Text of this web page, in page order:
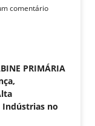
comentário
PRIMÁRIA
Indústrias no